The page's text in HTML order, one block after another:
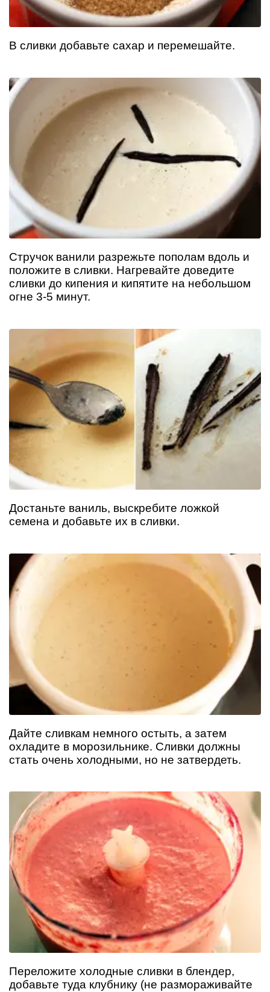
В сливки добавьте сахар и перемешайте.
Стручок ванили разрежьте пополам вдоль и
положите в сливки. Нагревайте доведите
сливки до кипения и кипятите на небольшом
огне 3-5 минут.
Достаньте ваниль, выскребите ложкой
семена и добавьте их в сливки.
Дайте сливкам немного остыть, а затем
охладите в морозильнике. Сливки должны
стать очень холодными, но не затвердеть.
Переложите холодные сливки в блендер,
добавьте туда клубнику (не размораживайте